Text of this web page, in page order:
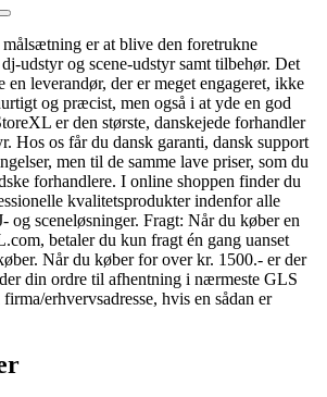
er at blive den foretrukne
udstyr og scene-udstyr samt tilbehør. Det
en leverandør, der er meget engageret, ikke
og præcist, men også i at yde en god
er den største, danskejede forhandler
Hos os får du dansk garanti, dansk support
men til de samme lave priser, som du
forhandlere. I online shoppen finder du
kvalitetsprodukter indenfor alle
sceneløsninger. Fragt: Når du køber en
betaler du kun fragt én gang uanset
Når du køber for over kr. 1500.- er der
din ordre til afhentning i nærmeste GLS
erhvervsadresse, hvis en sådan er